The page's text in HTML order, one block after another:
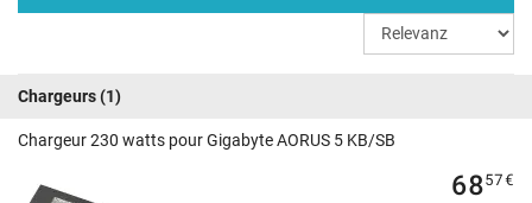
Chargeurs(1)
Chargeur 230 watts pour Gigabyte AORUS 5 KB/SB
6857€